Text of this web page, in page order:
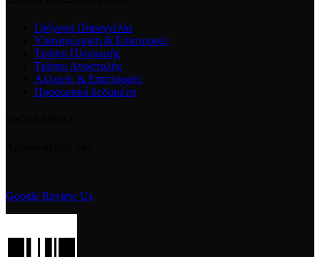
Γρήγορη Παραγγελία
Υπαναχώρηση & Επιστροφές
Τρόποι Πληρωμής
Τρόποι Αποστολής
Αλλαγές & Επιστροφές
Προσωπικά δεδομένα
Google Review Us